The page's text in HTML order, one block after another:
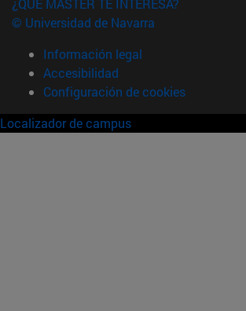
© Universidad de Navarra
Información legal
Accesibilidad
Configuración de cookies
Localizador de campus